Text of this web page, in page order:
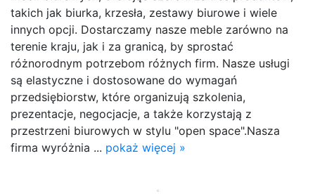
takich jak biurka, krzesła, zestawy biurowe i wiele
innych opcji. Dostarczamy nasze meble zarówno na
terenie kraju, jak i za granicą, by sprostać
różnorodnym potrzebom różnych firm. Nasze usługi
są elastyczne i dostosowane do wymagań
przedsiębiorstw, które organizują szkolenia,
prezentacje, negocjacje, a także korzystają z
przestrzeni biurowych w stylu "open space".Nasza
firma wyróżnia ... pokaż więcej »